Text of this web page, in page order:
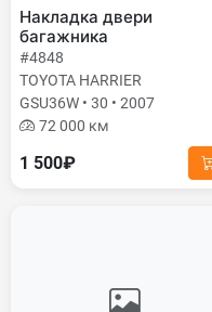
Накладка двери
багажника
#4848
TOYOTA HARRIER
GSU36W • 30 • 2007
72 000 км
1 500₽